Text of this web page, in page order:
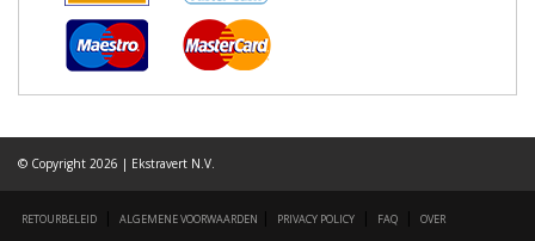
© Copyright 2026 | Ekstravert N.V.
RETOURBELEID ALGEMENE VOORWAARDEN PRIVACY POLICY FAQ
OVER